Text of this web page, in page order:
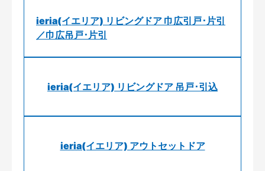
ieria(イエリア) リビングドア 巾広引戸･片引
／巾広吊戸･片引
ieria(イエリア) リビングドア 吊戸･引込
ieria(イエリア) アウトセットドア